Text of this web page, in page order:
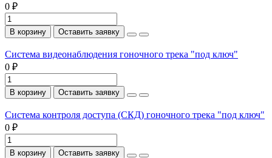
0 ₽
В корзину Оставить заявку
Система видеонаблюдения гоночного трека "под ключ"
0 ₽
В корзину Оставить заявку
Система контроля доступа (СКД) гоночного трека "под ключ"
0 ₽
В корзину Оставить заявку